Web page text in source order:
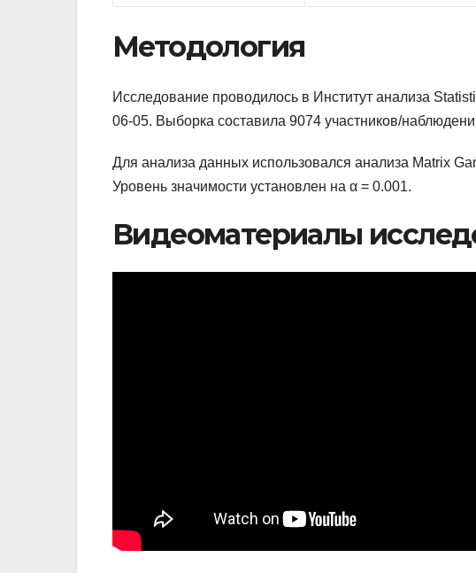
Методология
Исследование проводилось в Институт анализа
06-05. Выборка составила 9074 участников/
Для анализа данных использовался анализа Matrix
Уровень значимости установлен на α = 0.001.
Видеоматериалы